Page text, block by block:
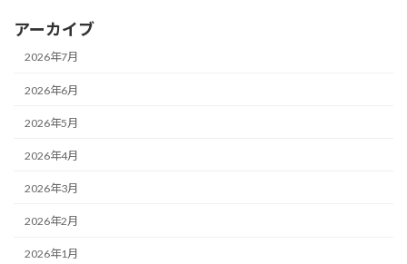
アーカイブ
2026年7月
2026年6月
2026年5月
2026年4月
2026年3月
2026年2月
2026年1月